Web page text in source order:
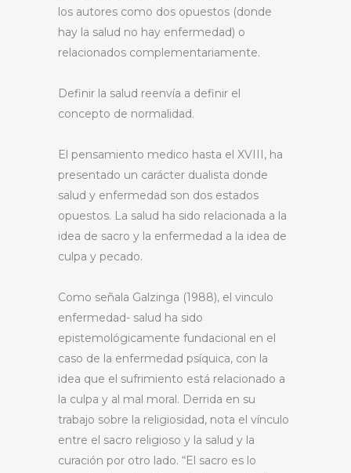
los autores como dos opuestos (donde
hay la salud no hay enfermedad) o
relacionados complementariamente.
Definir la salud reenvía a definir el
concepto de normalidad.
El pensamiento medico hasta el XVIII, ha
presentado un carácter dualista donde
salud y enfermedad son dos estados
opuestos. La salud ha sido relacionada a la
idea de sacro y la enfermedad a la idea de
culpa y pecado.
Como señala Galzinga (1988), el vinculo
enfermedad- salud ha sido
epistemológicamente fundacional en el
caso de la enfermedad psíquica, con la
idea que el sufrimiento está relacionado a
la culpa y al mal moral. Derrida en su
trabajo sobre la religiosidad, nota el vínculo
entre el sacro religioso y la salud y la
curación por otro lado. “El sacro es lo